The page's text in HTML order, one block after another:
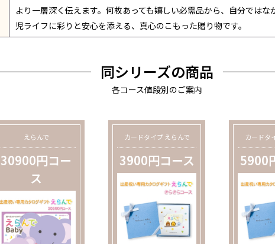
より一層深く伝えます。何枚あっても嬉しい必需品から、自分では
児ライフに彩りと安心を添える、真心のこもった贈り物です。
同シリーズの商品
各コース値段別のご案内
えらんで
30900円コー
ス
カードタイプ えらんで
3900円コース
カードタ
5900